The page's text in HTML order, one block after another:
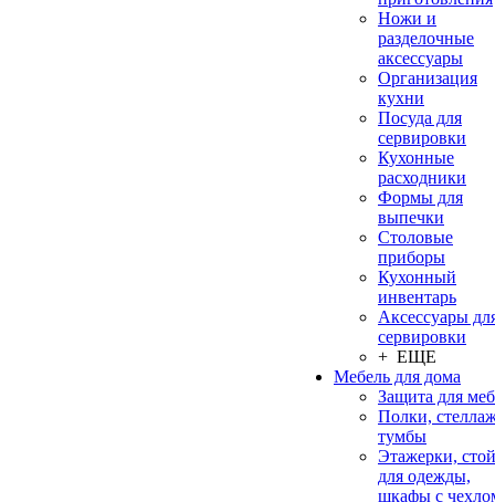
Ножи и
разделочные
аксессуары
Организация
кухни
Посуда для
сервировки
Кухонные
расходники
Формы для
выпечки
Столовые
приборы
Кухонный
инвентарь
Аксессуары
сервировки
+ ЕЩЕ
Мебель для дома
Защита для
Полки,
тумбы
Этажерки,
для одежды,
шкафы с